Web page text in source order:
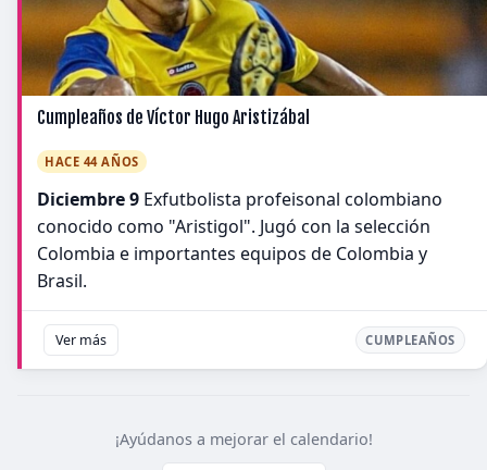
Cumpleaños de Víctor Hugo Aristizábal
HACE 44 AÑOS
Diciembre 9 Exfutbolista profeisonal colombiano
conocido como "Aristigol". Jugó con la selección
Colombia e importantes equipos de Colombia y
Brasil.
Ver más CUMPLEAÑOS
¡Ayúdanos a mejorar el calendario!